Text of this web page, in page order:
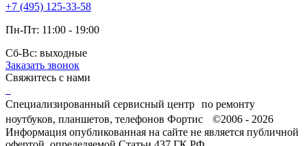
+7 (495) 125-33-58
Пн-Пт: 11:00 - 19:00
Сб-Вс: выходные
Заказать звонок
Свяжитесь с нами
Специализированный сервисный центр по ремонту
ноутбуков, планшетов, телефонов Фортис ©2006 - 2026
Информация опубликованная на сайте не является публичной